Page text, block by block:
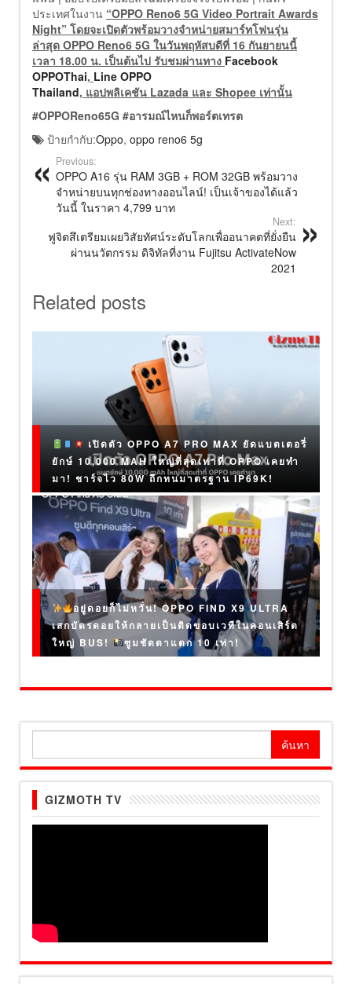
ประเทศในงาน “OPPO Reno6 5G Video Portrait Awards
Night” โดยจะเปิดตัวพร้อมวางจำหน่ายสมาร์ทโฟนรุ่น
ล่าสุด OPPO Reno6 5G ในวันพฤหัสบดีที่ 16 กันยายนนี้
เวลา 18.00 น. เป็นต้นไป รับชมผ่านทาง Facebook
OPPOThai, Line OPPO
Thailand, แอปพลิเคชัน Lazada และ Shopee เท่านั้น
#OPPOReno65G #อารมณ์ไหนก็พอร์ตเทรต
ป้ายกำกับ:Oppo, oppo reno6 5g
Previous:
OPPO A16 รุ่น RAM 3GB + ROM 32GB พร้อมวาง
จำหน่ายบนทุกช่องทางออนไลน์! เป็นเจ้าของได้แล้ว
วันนี้ ในราคา 4,799 บาท
Next:
ฟูจิตสึเตรียมเผยวิสัยทัศน์ระดับโลกเพื่ออนาคตที่ยั่งยืน
ผ่านนวัตกรรม ดิจิทัลที่งาน Fujitsu ActivateNow
2021
Related posts
เปิดตัว OPPO A7 PRO MAX ยัดแบตเตอรี่
ยักษ์ 10,000 MAH ใหญ่ที่สุดเท่าที่ OPPO เคยทำ
มา! ชาร์จไว 80W ถึกทนมาตรฐาน IP69K!
อยู่ดอยก็ไม่หวั่น! OPPO FIND X9 ULTRA
เสกบัตรดอยให้กลายเป็นติดขอบเวทีในคอนเสิร์ต
ใหญ่ BUS!
ซูมชัดตาแตก 10 เท่า!
GIZMOTH TV